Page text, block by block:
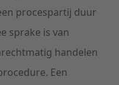
procespartij duur
sprake is van
handelen
Een